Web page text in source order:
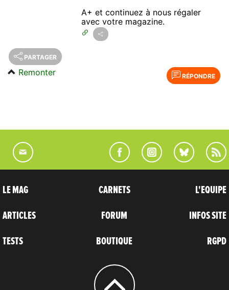
A+ et continuez à nous régaler
avec votre magazine.
PARTAGER
RÉPONDRE
Remonter
LE MAG
ARTICLES
TESTS
CARNETS
FORUM
BOUTIQUE
L'EQUIPE
INFOS SITE
RGPD